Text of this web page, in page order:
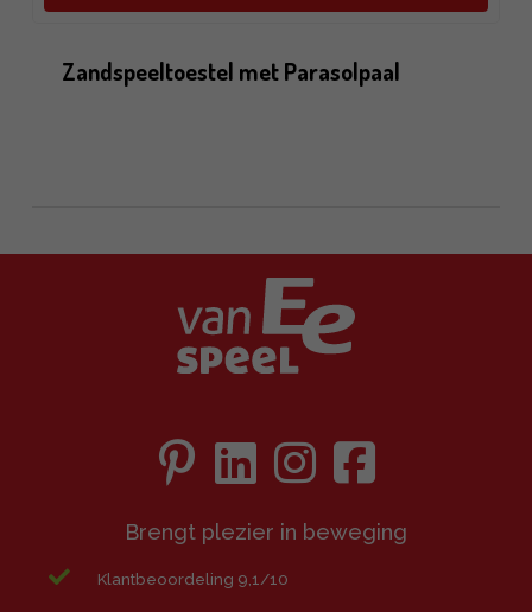
Zandspeeltoestel met Parasolpaal
Brengt plezier in beweging
Klantbeoordeling 9,1/10